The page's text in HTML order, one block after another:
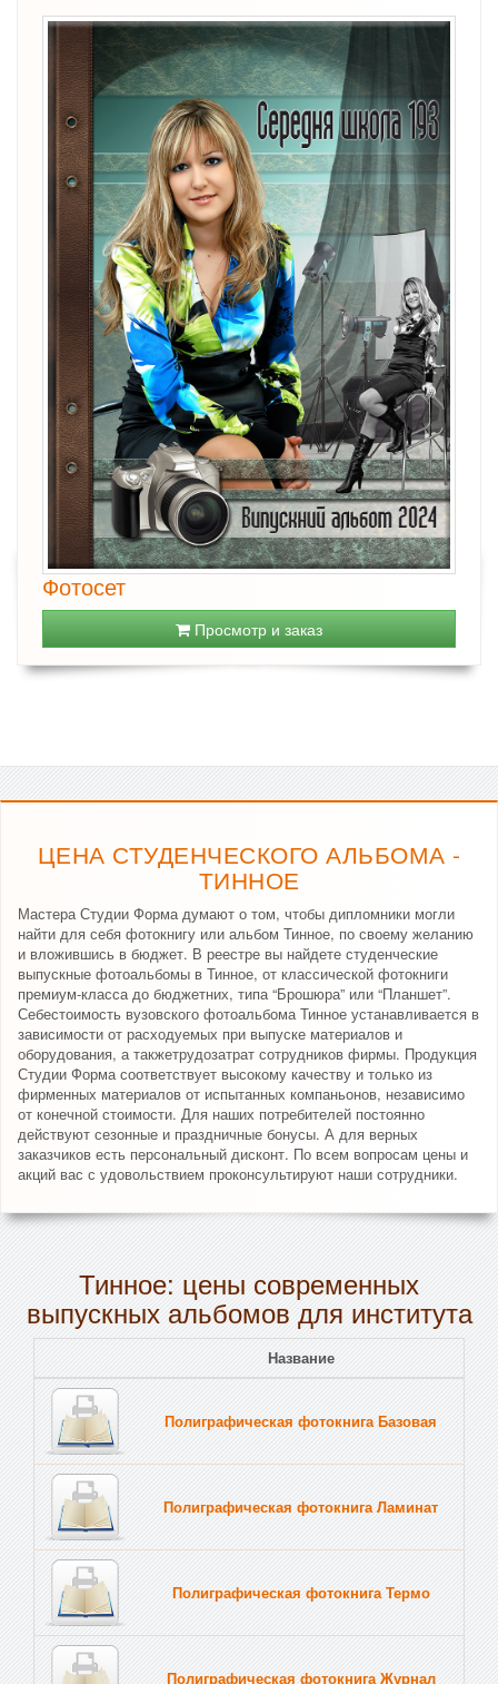
Фотосет
Просмотр и заказ
ЦЕНА СТУДЕНЧЕСКОГО АЛЬБОМА -
ТИННОЕ
Мастера Студии Форма думают о том, чтобы дипломники могли
найти для себя фотокнигу или альбом Тинное, по своему желанию
и вложившись в бюджет. В реестре вы найдете студенческие
выпускные фотоальбомы в Тинное, от классической фотокниги
премиум-класса до бюджетних, типа “Брошюра” или “Планшет”.
Себестоимость вузовского фотоальбома Тинное устанавливается в
зависимости от расходуемых при выпуске материалов и
оборудования, а такжетрудозатрат сотрудников фирмы. Продукция
Студии Форма соответствует высокому качеству и только из
фирменных материалов от испытанных компаньонов, независимо
от конечной стоимости. Для наших потребителей постоянно
действуют сезонные и праздничные бонусы. А для верных
заказчиков есть персональный дисконт. По всем вопросам цены и
акций вас с удовольствием проконсультируют наши сотрудники.
Тинное: цены современных
выпускных альбомов для института
Название
Полиграфическая фотокнига Базовая
Полиграфическая фотокнига Ламинат
Полиграфическая фотокнига Термо
Полиграфическая фотокнига Журнал